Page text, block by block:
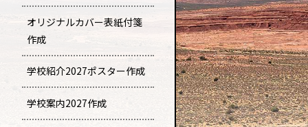
オリジナルカバー表紙付箋
作成
学校紹介2027ポスター作成
学校案内2027作成